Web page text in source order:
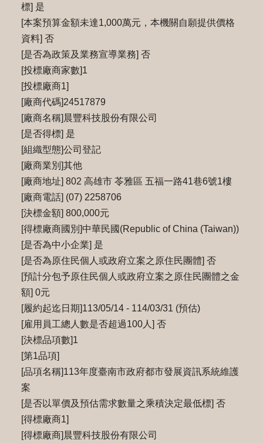
標] 是
[本案預算金額未達1,000萬元，本機關自願提供價格
資料] 否
[是否為政策及業務宣導業務] 否
[投標廠商家數]1
[投標廠商1]
[廠商代碼]24517879
[廠商名稱]晨豐科技股份有限公司
[是否得標] 是
[組織型態]公司登記
[廠商業別]其他
[廠商地址] 802 高雄市 苓雅區 五福一路41巷6號1樓
[廠商電話] (07) 2258706
[決標金額] 800,000元
[得標廠商國別]中華民國(Republic of China (Taiwan))
[是否為中小企業] 是
[是否為原住民個人或政府立案之原住民團體] 否
[預計分包予原住民個人或政府立案之原住民團體之金
額] 0元
[履約起迄日期]113/05/14 - 114/03/31 (預估)
[雇用員工總人數是否超過100人] 否
[決標品項數]1
[第1品項]
[品項名稱]113年度臺南市政府都市發展資訊系統維護
案
[是否以單價及預估需求數量之乘積決定最低標] 否
[得標廠商1]
[得標廠商]晨豐科技股份有限公司